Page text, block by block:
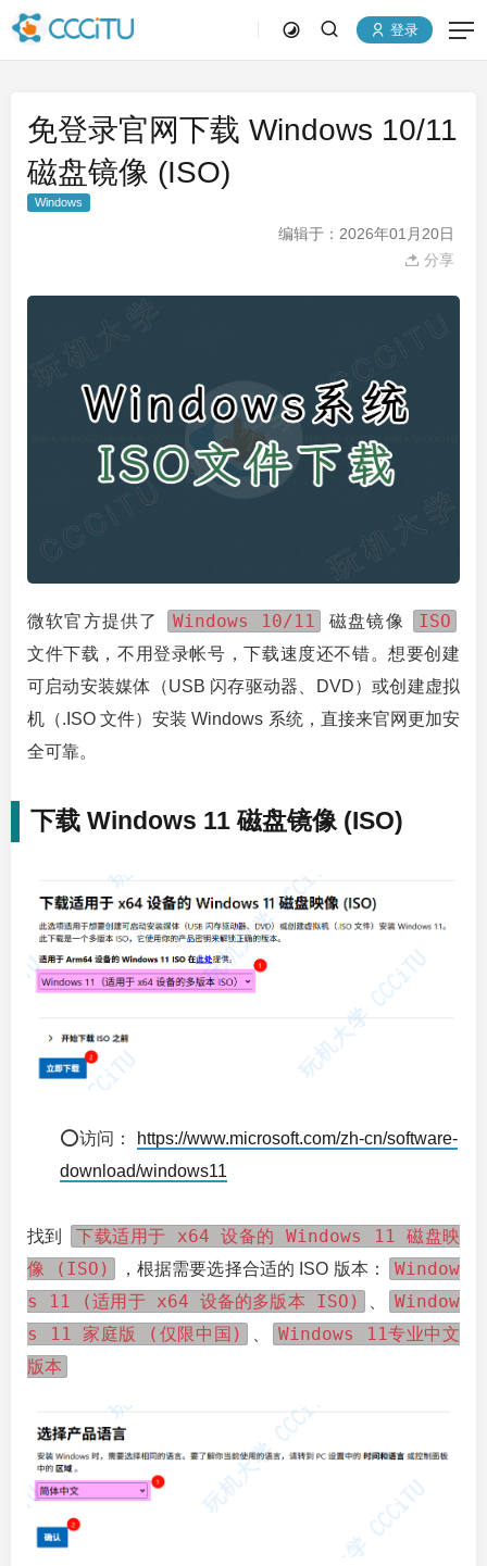
登录
免登录官网下载 Windows 10/11
磁盘镜像 (ISO)
Windows
编辑于：2026年01月20日
分享
微软官方提供了 Windows 10/11 磁盘镜像 ISO
文件下载，不用登录帐号，下载速度还不错。想要创建
可启动安装媒体（USB 闪存驱动器、DVD）或创建虚拟
机（.ISO 文件）安装 Windows 系统，直接来官网更加安
全可靠。
下载 Windows 11 磁盘镜像 (ISO)
⭕访问：
https://www.microsoft.com/zh-cn/software-
download/windows11
找到
下载适用于 x64 设备的 Windows 11 磁盘映
像 (ISO)
，根据需要选择合适的 ISO 版本：
Window
s 11 (适用于 x64 设备的多版本 ISO)
Window
s 11 家庭版 (仅限中国)
Windows 11专业中文
版本